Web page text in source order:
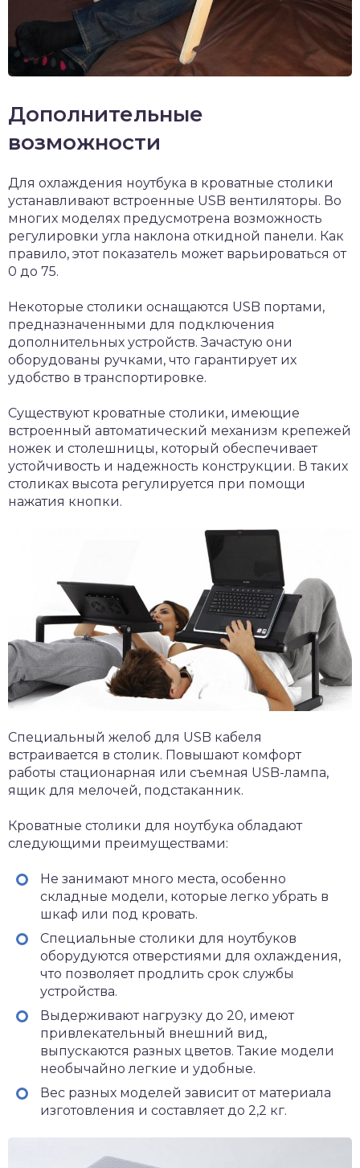
Дополнительные
возможности
Для охлаждения ноутбука в кроватные столики
устанавливают встроенные USB вентиляторы. Во
многих моделях предусмотрена возможность
регулировки угла наклона откидной панели. Как
правило, этот показатель может варьироваться от
0 до 75.
Некоторые столики оснащаются USB портами,
предназначенными для подключения
дополнительных устройств. Зачастую они
оборудованы ручками, что гарантирует их
удобство в транспортировке.
Существуют кроватные столики, имеющие
встроенный автоматический механизм крепежей
ножек и столешницы, который обеспечивает
устойчивость и надежность конструкции. В таких
столиках высота регулируется при помощи
нажатия кнопки.
Специальный желоб для USB кабеля
встраивается в столик. Повышают комфорт
работы стационарная или съемная USB-лампа,
ящик для мелочей, подстаканник.
Кроватные столики для ноутбука обладают
следующими преимуществами:
Не занимают много места, особенно
складные модели, которые легко убрать в
шкаф или под кровать.
Специальные столики для ноутбуков
оборудуются отверстиями для охлаждения,
что позволяет продлить срок службы
устройства.
Выдерживают нагрузку до 20, имеют
привлекательный внешний вид,
выпускаются разных цветов. Такие модели
необычайно легкие и удобные.
Вес разных моделей зависит от материала
изготовления и составляет до 2,2 кг.